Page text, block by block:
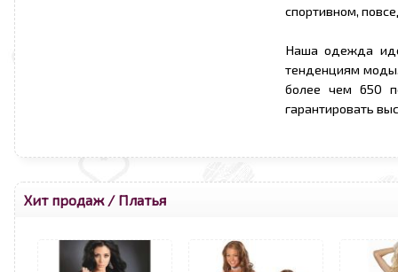
спортивном,
Наша одежда
тенденциям
более чем 650
гарантировать
Хит продаж/ Платья